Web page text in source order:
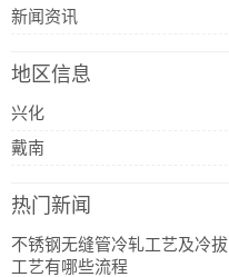
新闻资讯
地区信息
兴化
戴南
热门新闻
不锈钢无缝管冷轧工艺及冷拔
工艺有哪些流程